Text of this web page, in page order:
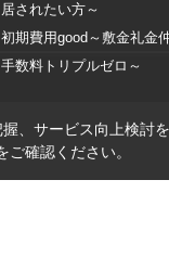
居されたい方～
初期費用good～敷金礼金
手数料トリプルゼロ～
、サービス向上検討
ご確認ください。